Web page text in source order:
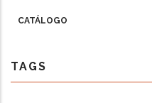
CATÁLOGO
TAGS